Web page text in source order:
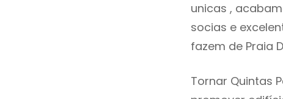
unicas ,
socias e
fazem de Praia
Tornar Quintas